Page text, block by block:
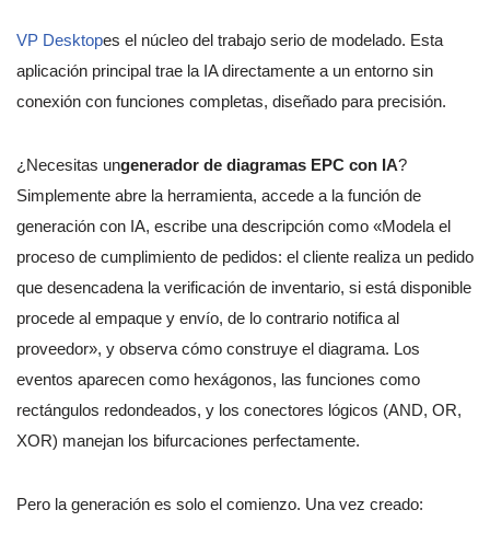
VP Desktopes el núcleo del trabajo serio de modelado. Esta
aplicación principal trae la IA directamente a un entorno sin
conexión con funciones completas, diseñado para precisión.
¿Necesitas ungenerador de diagramas EPC con IA?
Simplemente abre la herramienta, accede a la función de
generación con IA, escribe una descripción como «Modela el
proceso de cumplimiento de pedidos: el cliente realiza un pedido
que desencadena la verificación de inventario, si está disponible
procede al empaque y envío, de lo contrario notifica al
proveedor», y observa cómo construye el diagrama. Los
eventos aparecen como hexágonos, las funciones como
rectángulos redondeados, y los conectores lógicos (AND, OR,
XOR) manejan los bifurcaciones perfectamente.
Pero la generación es solo el comienzo. Una vez creado: